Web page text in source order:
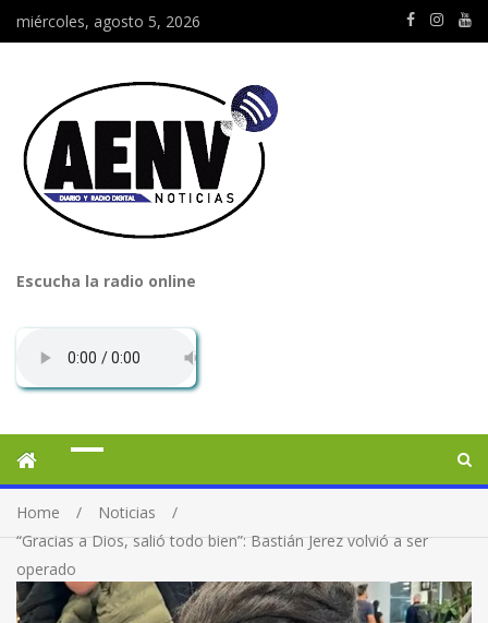
miércoles, agosto 5, 2026
Escucha la radio online
Home
Noticias
“Gracias a Dios, salió todo bien”: Bastián Jerez volvió a ser
operado